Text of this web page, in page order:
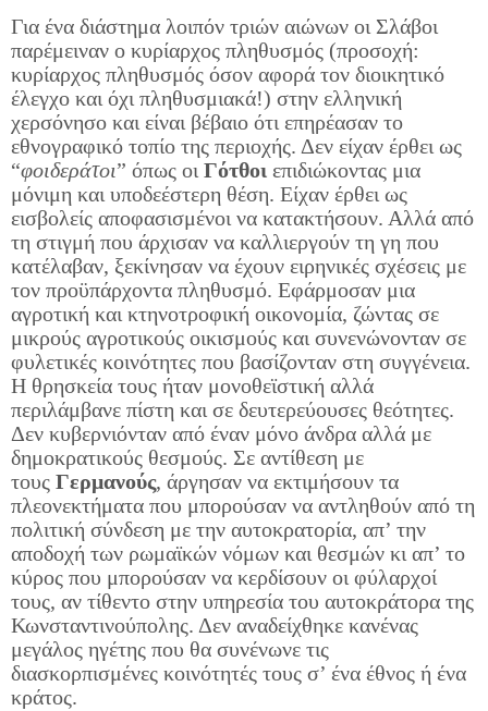
Για ένα διάστημα λοιπόν τριών αιώνων οι Σλάβοι
παρέμειναν ο κυρίαρχος πληθυσμός (προσοχή:
κυρίαρχος πληθυσμός όσον αφορά τον διοικητικό
έλεγχο και όχι πληθυσμιακά!) στην ελληνική
χερσόνησο και είναι βέβαιο ότι επηρέασαν το
εθνογραφικό τοπίο της περιοχής. Δεν είχαν έρθει ως
“φοιδεράτοι” όπως οι Γότθοι επιδιώκοντας μια
μόνιμη και υποδεέστερη θέση. Είχαν έρθει ως
εισβολείς αποφασισμένοι να κατακτήσουν. Αλλά από
τη στιγμή που άρχισαν να καλλιεργούν τη γη που
κατέλαβαν, ξεκίνησαν να έχουν ειρηνικές σχέσεις με
τον προϋπάρχοντα πληθυσμό. Εφάρμοσαν μια
αγροτική και κτηνοτροφική οικονομία, ζώντας σε
μικρούς αγροτικούς οικισμούς και συνενώνονταν σε
φυλετικές κοινότητες που βασίζονταν στη συγγένεια.
Η θρησκεία τους ήταν μονοθεϊστική αλλά
περιλάμβανε πίστη και σε δευτερεύουσες θεότητες.
Δεν κυβερνιόνταν από έναν μόνο άνδρα αλλά με
δημοκρατικούς θεσμούς. Σε αντίθεση με
τους Γερμανούς, άργησαν να εκτιμήσουν τα
πλεονεκτήματα που μπορούσαν να αντληθούν από τη
πολιτική σύνδεση με την αυτοκρατορία, απ’ την
αποδοχή των ρωμαϊκών νόμων και θεσμών κι απ’ το
κύρος που μπορούσαν να κερδίσουν οι φύλαρχοί
τους, αν τίθεντο στην υπηρεσία του αυτοκράτορα της
Κωνσταντινούπολης. Δεν αναδείχθηκε κανένας
μεγάλος ηγέτης που θα συνένωνε τις
διασκορπισμένες κοινότητές τους σ’ ένα έθνος ή ένα
κράτος.